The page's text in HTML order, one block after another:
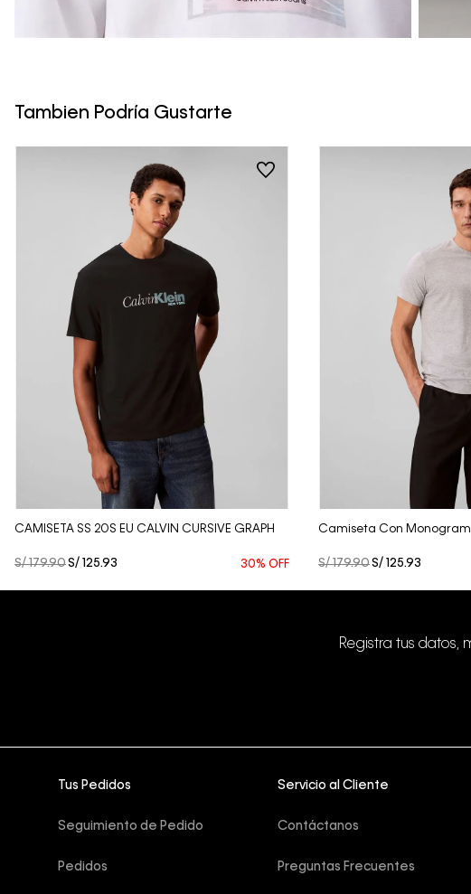
Tambien Podría Gustarte
Vista Rápida
CAMISETA SS 20S EU CALVIN CURSIVE GRAPH
S/ 179.90S/ 125.93 30% OFF
Vista
Camiseta Con
S/ 179.90S/ 125.93
Registra tus datos,
Tus Pedidos
Seguimiento de Pedido
Pedidos
Servicio al Cliente
Contáctanos
Preguntas Frecuentes